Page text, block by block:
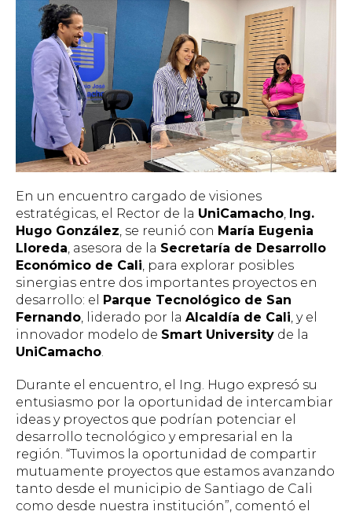
En un encuentro cargado de visiones
estratégicas, el Rector de la UniCamacho, Ing.
Hugo González, se reunió con María Eugenia
Lloreda, asesora de la Secretaría de Desarrollo
Económico de Cali, para explorar posibles
sinergias entre dos importantes proyectos en
desarrollo: el Parque Tecnológico de San
Fernando, liderado por la Alcaldía de Cali, y el
innovador modelo de Smart University de la
UniCamacho.
Durante el encuentro, el Ing. Hugo expresó su
entusiasmo por la oportunidad de intercambiar
ideas y proyectos que podrían potenciar el
desarrollo tecnológico y empresarial en la
región. “Tuvimos la oportunidad de compartir
mutuamente proyectos que estamos avanzando
tanto desde el municipio de Santiago de Cali
como desde nuestra institución”, comentó el